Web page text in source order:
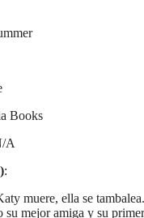
Books
A
:
muere, ella se
su mejor amiga y su